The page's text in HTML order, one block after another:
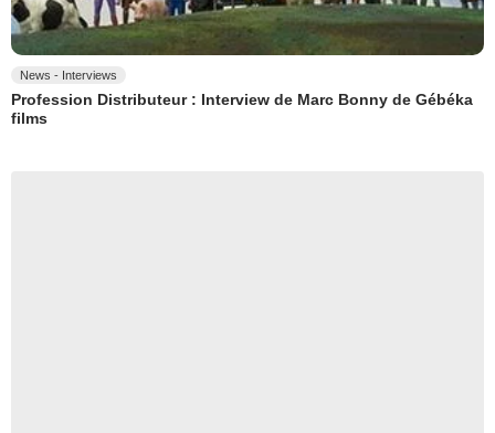
News - Interviews
Profession Distributeur : Interview de Marc Bonny de Gébéka
films